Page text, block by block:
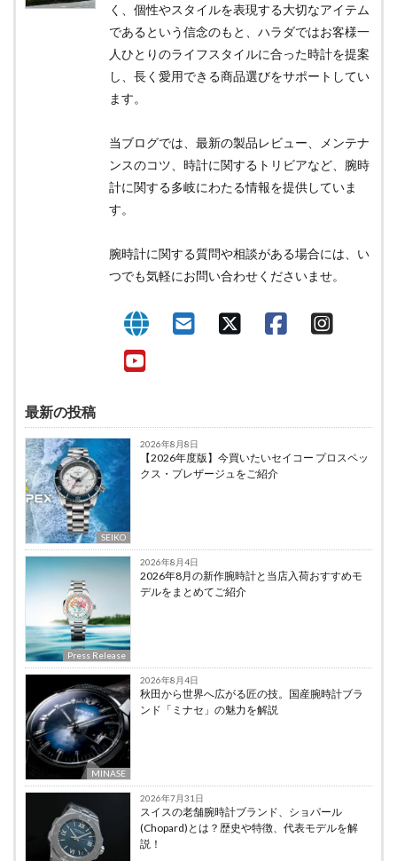
く、個性やスタイルを表現する大切なアイテム
であるという信念のもと、ハラダではお客様一
人ひとりのライフスタイルに合った時計を提案
し、長く愛用できる商品選びをサポートしてい
ます。
当ブログでは、最新の製品レビュー、メンテナ
ンスのコツ、時計に関するトリビアなど、腕時
計に関する多岐にわたる情報を提供していま
す。
腕時計に関する質問や相談がある場合には、い
つでも気軽にお問い合わせくださいませ。
最新の投稿
SEIKO
2026年8月8日
【2026年度版】今買いたいセイコー プロスペッ
クス・プレザージュをご紹介
Press Release
2026年8月4日
2026年8月の新作腕時計と当店入荷おすすめモ
デルをまとめてご紹介
MINASE
2026年8月4日
秋田から世界へ広がる匠の技。国産腕時計ブラ
ンド「ミナセ」の魅力を解説
2026年7月31日
スイスの老舗腕時計ブランド、ショパール
(Chopard)とは？歴史や特徴、代表モデルを解
説！